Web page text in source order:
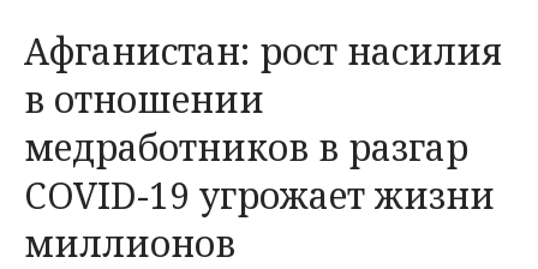
Афганистан: рост насилия
в отношении
медработников в разгар
COVID-19 угрожает жизни
миллионов